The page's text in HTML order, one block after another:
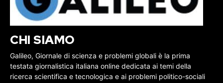
CHI SIAMO
Galileo, Giornale di scienza e problemi globali è la prima
testata giornalistica italiana online dedicata ai temi della
ricerca scientifica e tecnologica e ai problemi politico-sociali